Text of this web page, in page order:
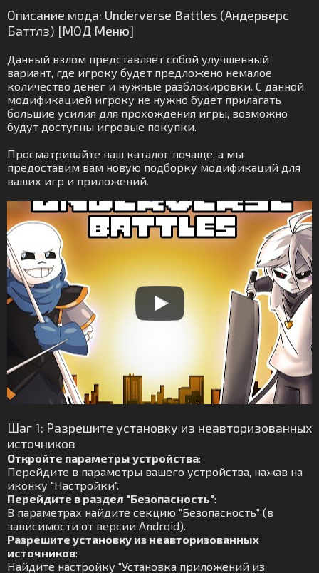
Описание мода: Underverse Battles (Андерверс
Баттлз) [МОД Меню]
Данный взлом представляет собой улучшенный
вариант, где игроку будет предложено немалое
количество денег и нужные разблокировки. С данной
модификацией игроку не нужно будет прилагать
большие усилия для прохождения игры, возможно
будут доступны игровые покупки.
Просматривайте наш каталог почаще, а мы
предоставим вам новую подборку модификаций для
ваших игр и приложений.
Шаг 1: Разрешите установку из неавторизованных
источников
Откройте параметры устройства:
Перейдите в параметры вашего устройства, нажав на
иконку "Настройки".
Перейдите в раздел "Безопасность":
В параметрах найдите секцию "Безопасность" (в
зависимости от версии Android).
Разрешите установку из неавторизованных
источников:
Найдите настройку "Установка приложений из